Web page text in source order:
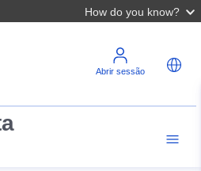
How do you know?
Abrir sessão